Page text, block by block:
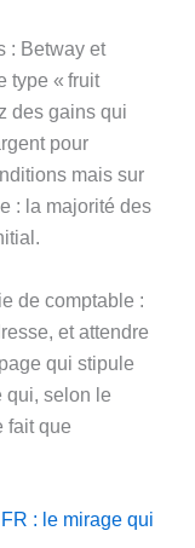
: Betway et
type « fruit
des gains qui
pour
mais sur
: la majorité des
de comptable :
et attendre
qui stipule
qui, selon le
fait que
: le mirage qui